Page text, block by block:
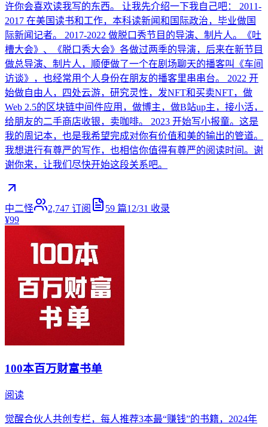
许你会喜欢读我写的东西。 让我先介绍一下我自己吧： 2011-
2017 在美国读书和工作，本科读新闻和国际政治，毕业做国
际新闻记者。 2017-2022 做脱口秀节目的导演、制片人。《吐
槽大会》、《脱口秀大会》各做过两季的导演，后来在新节目
做总导演、制片人，顺便做了一个在剧场聊天的播客叫《车间
访谈》，也经常用个人身份在朋友的播客里串串台。 2022 开
始做自由人，四处云游，研究灵性，发NFT和买卖NFT，做
Web 2.5的区块链中间件应用，做博主，做B站up主，接小活，
给朋友的二手商店收银，卖咖啡。 2023 开始写小报童。这是
我的周记本，也是我希望完成对你有价值和美的输出的管道。
我想进行有尊严的写作，也相信你值得有尊严的阅读时间。谢
谢你来，让我们尽快开始这段关系吧。
中二怪 2,747 订阅 59 篇12/31 收录
¥99
100本百万财富书单
阅读
觉醒合伙人共创专栏，每人推荐3本最“赚钱”的书籍，2024年